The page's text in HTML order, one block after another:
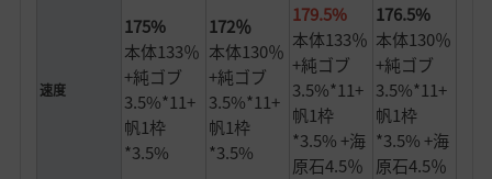
速度
175%
本体133％
+純ゴブ
3.5%*11+
帆1枠
*3.5%
172％
本体130％
+純ゴブ
3.5%*11+
帆1枠
*3.5%
179.5%
本体133％
+純ゴブ
3.5%*11+
帆1枠
*3.5% +海
原石4.5％
176.5%
本体130％
+純ゴブ
3.5%*11+
帆1枠
*3.5% +海
原石4.5％